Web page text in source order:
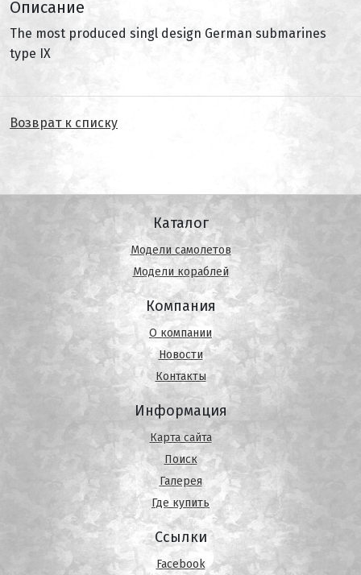
Описание
The most produced singl design German submarines
type IX
Возврат к списку
Каталог
Модели самолетов
Модели кораблей
Компания
О компании
Новости
Контакты
Информация
Карта сайта
Поиск
Галерея
Где купить
Ссылки
Facebook